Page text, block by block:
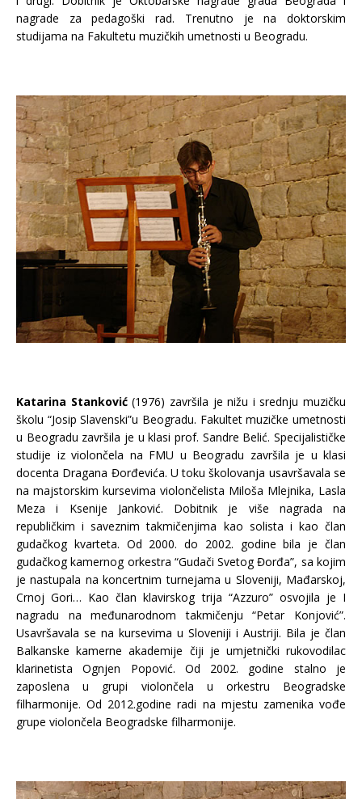
nagrade za pedagoški rad. Trenutno je na doktorskim
studijama na Fakultetu muzičkih umetnosti u Beogradu.
Katarina Stanković(1976) završila je nižu i srednju muzičku
školu “Josip Slavenski”u Beogradu. Fakultet muzičke umetnosti
u Beogradu završila je u klasi prof. Sandre Belić. Specijalističke
studije iz violončela na FMU u Beogradu završila je u klasi
docenta Dragana Đorđevića. U toku školovanja usavršavala se
na majstorskim kursevima violončelista Miloša Mlejnika, Lasla
Meza i Ksenije Janković. Dobitnik je više nagrada na
republičkim i saveznim takmičenjima kao solista i kao član
gudačkog kvarteta. Od 2000. do 2002. godine bila je član
gudačkog kamernog orkestra “Gudači Svetog Đorđa”, sa kojim
je nastupala na koncertnim turnejama u Sloveniji, Mađarskoj,
Crnoj Gori… Kao član klavirskog trija “Azzuro” osvojila je I
nagradu na međunarodnom takmičenju “Petar Konjović”.
Usavršavala se na kursevima u Sloveniji i Austriji. Bila je član
Balkanske kamerne akademije čiji je umjetnički rukovodilac
klarinetista Ognjen Popović. Od 2002. godine stalno je
zaposlena u grupi violončela u orkestru Beogradske
filharmonije. Od 2012.godine radi na mjestu zamenika vođe
grupe violončela Beogradske filharmonije.